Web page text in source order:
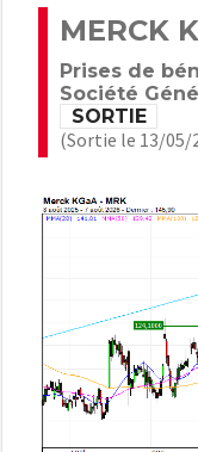
MERCK
Prises de
Société
SORTIE
(Sortie le 13/05/